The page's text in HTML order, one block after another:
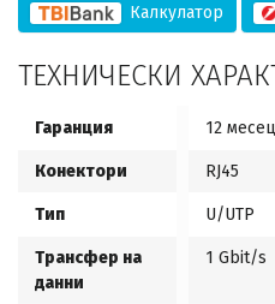
Калкулатор
ТЕХНИЧЕСКИ
Гаранция 12
Конектори RJ45
Тип U/UTP
Трансфер на
данни
1 Gbit/s